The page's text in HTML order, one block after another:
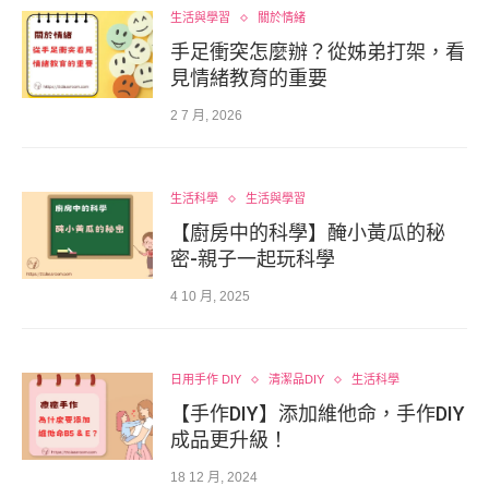
生活與學習 關於情緒
手足衝突怎麼辦？從姊弟打架，看
見情緒教育的重要
2 7 月, 2026
生活科學 生活與學習
【廚房中的科學】醃小黃瓜的秘
密-親子一起玩科學
4 10 月, 2025
日用手作 DIY 清潔品DIY 生活科學
【手作DIY】添加維他命，手作DIY
成品更升級！
18 12 月, 2024